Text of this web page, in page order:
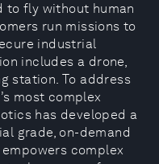
to fly without human
run missions to
industrial
includes a drone,
station. To address
most complex
has developed a
grade, on-demand
complex